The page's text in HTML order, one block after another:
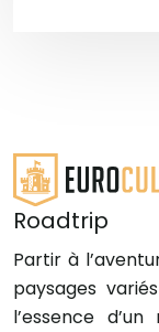
Roadtrip
Partir à
paysages
l’essence